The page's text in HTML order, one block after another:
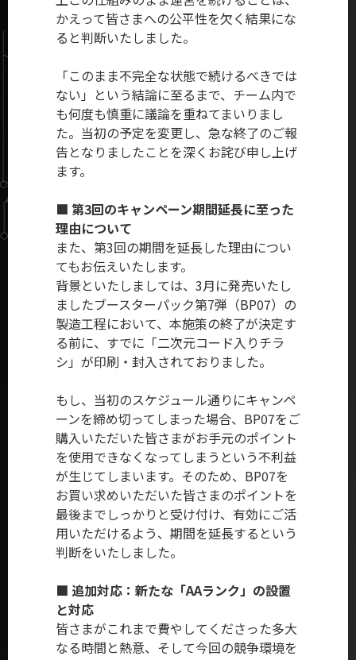
かえって皆さまへの公平性を欠く結果にな
ると判断いたしました。
「このまま不完全な状態で続けるべきでは
ない」という結論に至るまで、チーム内で
も何度も慎重に議論を重ねてまいりまし
た。当初の予定を変更し、急な終了のご報
告となりましたことを深くお詫び申し上げ
ます。
■ 第3回のキャンペーン期間延長に至った
理由について
また、第3回の期間を延長した理由につい
てもお伝えいたします。
背景といたしましては、3月に発売いたし
ましたブースターパック第7弾（BP07）の
製造工程において、本施策の終了が決定す
る前に、すでに「二次元コード入りチラ
シ」が印刷・封入されておりました。
もし、当初のスケジュール通りにキャンペ
ーンを締め切ってしまった場合、BP07をご
購入いただいた皆さまがお手元のポイント
を使用できなくなってしまうという不利益
が生じてしまいます。そのため、BP07を
お買い求めいただいた皆さまのポイントを
最後までしっかりと受け付け、有効にご活
用いただけるよう、期間を延長するという
判断をいたしました。
■ 追加対応：新たな「AAランク」の設置
と対応
皆さまがこれまで費やしてくださった多大
なる時間と熱意、そして今回の競争環境を